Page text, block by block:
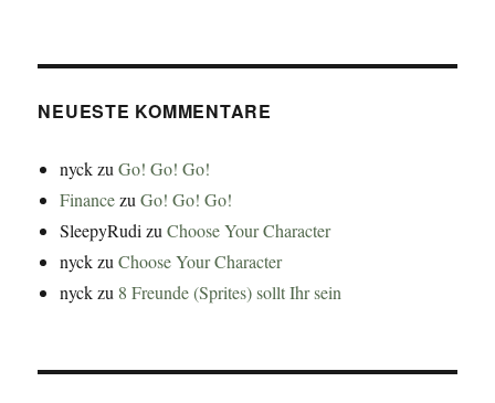
NEUESTE KOMMENTARE
nyckzuGo! Go! Go!
FinancezuGo! Go! Go!
SleepyRudizuChoose Your Character
nyckzuChoose Your Character
nyckzu 8 Freunde (Sprites) sollt Ihr sein